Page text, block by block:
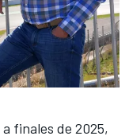
a finales de 2025,